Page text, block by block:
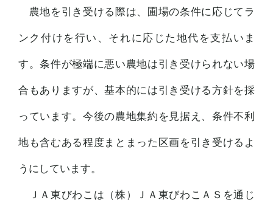
農地を引き受ける際は、圃場の条件に応じてラ
ンク付けを行い、それに応じた地代を支払いま
す。条件が極端に悪い農地は引き受けられない場
合もありますが、基本的には引き受ける方針を採
っています。今後の農地集約を見据え、条件不利
地も含むある程度まとまった区画を引き受けるよ
うにしています。
ＪＡ東びわこは（株）ＪＡ東びわこＡＳを通じ